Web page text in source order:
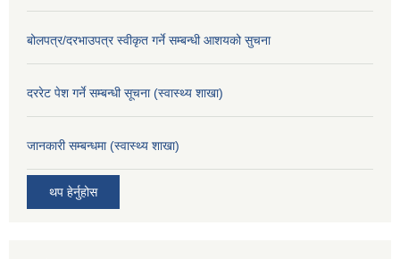
बोलपत्र/दरभाउपत्र स्वीकृत गर्ने सम्बन्धी आशयको सुचना
दररेट पेश गर्ने सम्बन्धी सूचना (स्वास्थ्य शाखा)
जानकारी सम्बन्धमा (स्वास्थ्य शाखा)
थप हेर्नुहोस